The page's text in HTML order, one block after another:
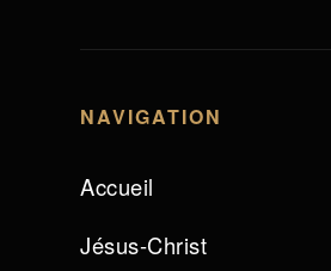
NAVIGATION
Accueil
Jésus-Christ